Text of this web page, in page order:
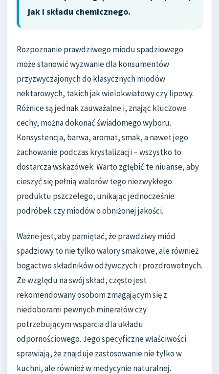
jak i składu chemicznego.
Rozpoznanie prawdziwego miodu spadziowego
może stanowić wyzwanie dla konsumentów
przyzwyczajonych do klasycznych miodów
nektarowych, takich jak wielokwiatowy czy lipowy.
Różnice są jednak zauważalne i, znając kluczowe
cechy, można dokonać świadomego wyboru.
Konsystencja, barwa, aromat, smak, a nawet jego
zachowanie podczas krystalizacji – wszystko to
dostarcza wskazówek. Warto zgłębić te niuanse, aby
cieszyć się pełnią walorów tego niezwykłego
produktu pszczelego, unikając jednocześnie
podróbek czy miodów o obniżonej jakości.
Ważne jest, aby pamiętać, że prawdziwy miód
spadziowy to nie tylko walory smakowe, ale również
bogactwo składników odżywczych i prozdrowotnych.
Ze względu na swój skład, często jest
rekomendowany osobom zmagającym się z
niedoborami pewnych minerałów czy
potrzebującym wsparcia dla układu
odpornościowego. Jego specyficzne właściwości
sprawiają, że znajduje zastosowanie nie tylko w
kuchni, ale również w medycynie naturalnej.